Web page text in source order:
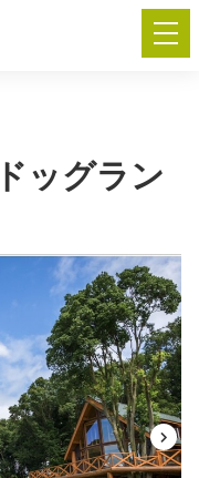
―
新着情報
春夏キャンプ
ッグラン